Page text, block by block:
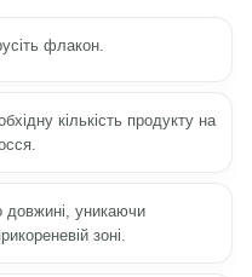
флакон.
кількість продукту на
довжині, уникаючи
зоні.